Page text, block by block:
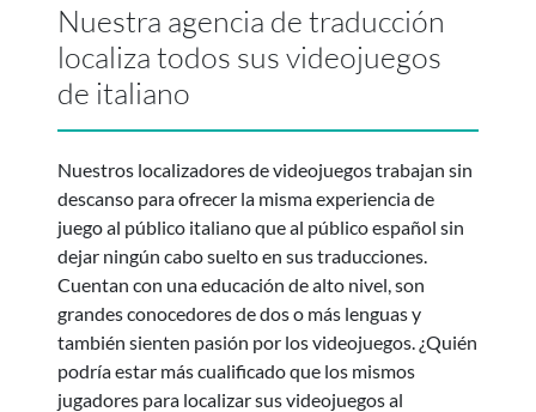
Nuestra agencia de traducción
localiza todos sus videojuegos
de italiano
Nuestros localizadores de videojuegos trabajan sin
descanso para ofrecer la misma experiencia de
juego al público italiano que al público español sin
dejar ningún cabo suelto en sus traducciones.
Cuentan con una educación de alto nivel, son
grandes conocedores de dos o más lenguas y
también sienten pasión por los videojuegos. ¿Quién
podría estar más cualificado que los mismos
jugadores para localizar sus videojuegos al